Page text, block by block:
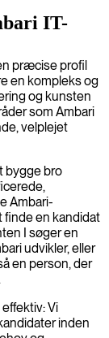
IT-
præcise profil
en kompleks og
og kunsten
som Ambari
velplejet
bygge bro
Ambari-
finde en kandidat
I søger en
udvikler, eller
en person, der
Vi
inden